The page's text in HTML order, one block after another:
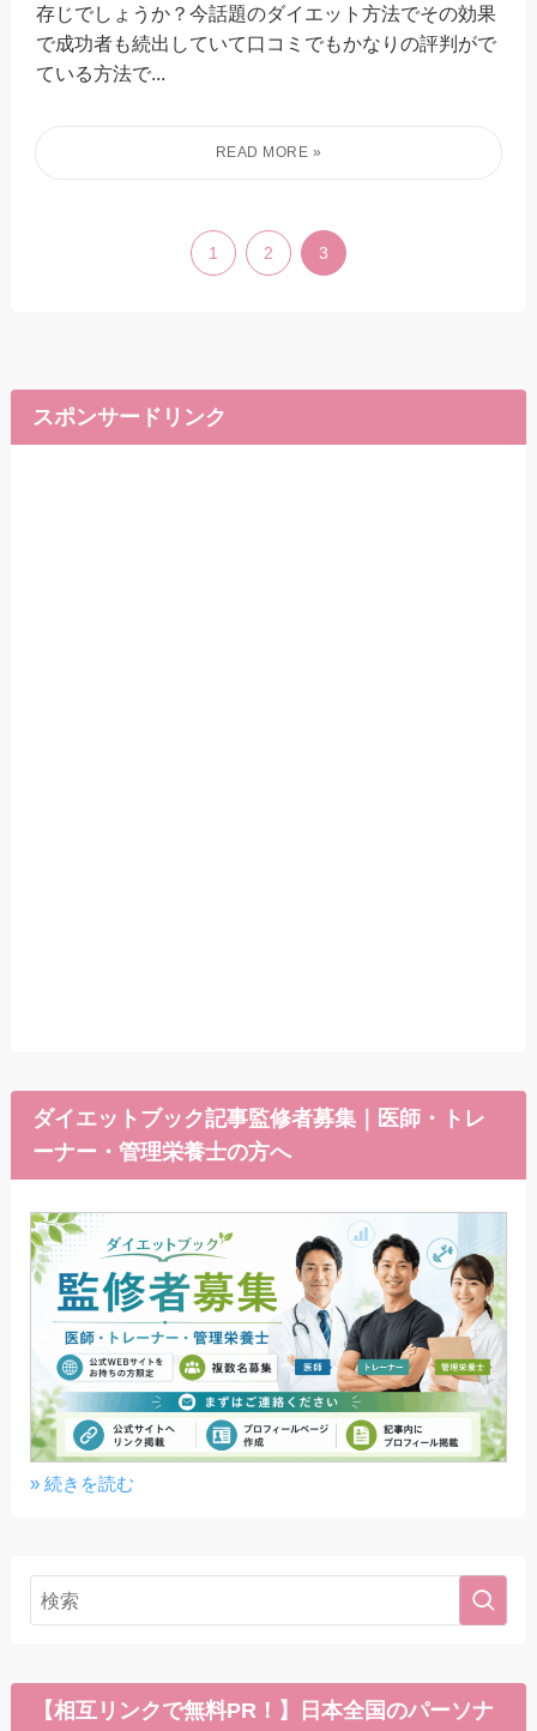
存じでしょうか？今話題のダイエット方法でその効果
で成功者も続出していて口コミでもかなりの評判がで
ている方法で...
1 2 3
スポンサードリンク
ダイエットブック記事監修者募集｜医師・トレ
ーナー・管理栄養士の方へ
» 続きを読む
【相互リンクで無料PR！】日本全国のパーソナ